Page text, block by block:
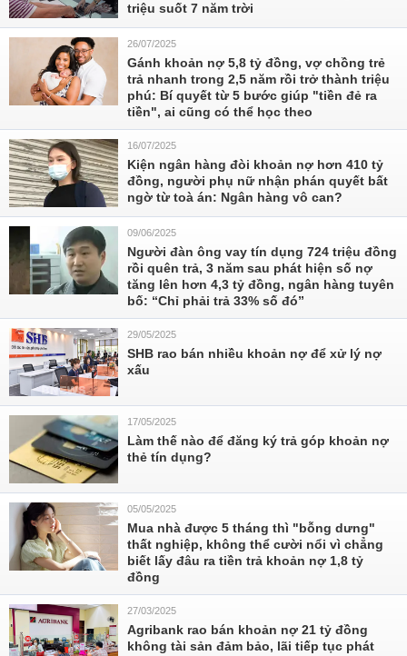
triệu suốt 7 năm trời
26/07/2025
Gánh khoản nợ 5,8 tỷ đồng, vợ chồng trẻ
trả nhanh trong 2,5 năm rồi trở thành triệu
phú: Bí quyết từ 5 bước giúp "tiền đẻ ra
tiền", ai cũng có thể học theo
16/07/2025
Kiện ngân hàng đòi khoản nợ hơn 410 tỷ
đồng, người phụ nữ nhận phán quyết bất
ngờ từ toà án: Ngân hàng vô can?
09/06/2025
Người đàn ông vay tín dụng 724 triệu đồng
rồi quên trả, 3 năm sau phát hiện số nợ
tăng lên hơn 4,3 tỷ đồng, ngân hàng tuyên
bố: “Chỉ phải trả 33% số đó”
29/05/2025
SHB rao bán nhiều khoản nợ để xử lý nợ
xấu
17/05/2025
Làm thế nào để đăng ký trả góp khoản nợ
thẻ tín dụng?
05/05/2025
Mua nhà được 5 tháng thì "bỗng dưng"
thất nghiệp, không thể cười nổi vì chẳng
biết lấy đâu ra tiền trả khoản nợ 1,8 tỷ
đồng
27/03/2025
Agribank rao bán khoản nợ 21 tỷ đồng
không tài sản đảm bảo, lãi tiếp tục phát